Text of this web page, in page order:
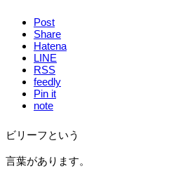
Post
Share
Hatena
LINE
RSS
feedly
Pin it
note
ビリーフという
言葉があります。